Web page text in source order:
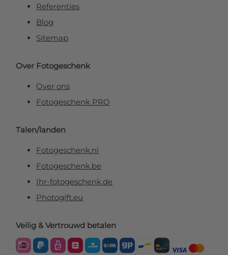
Referenties
Blog
Sitemap
Over Fotogeschenk
Over ons
Fotogeschenk PRO
Talen/landen
Fotogeschenk.nl
Fotogeschenk.be
Ihr-fotogeschenk.de
Photogift.eu
Veilig & Vertrouwd betalen